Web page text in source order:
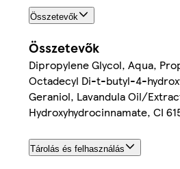
Összetevők
Összetevők
Dipropylene Glycol, Aqua,
Octadecyl Di-t-butyl-4-
Geraniol, Lavandula Oil/
Hydroxyhydrocinnamate, CI
Tárolás és felhasználás